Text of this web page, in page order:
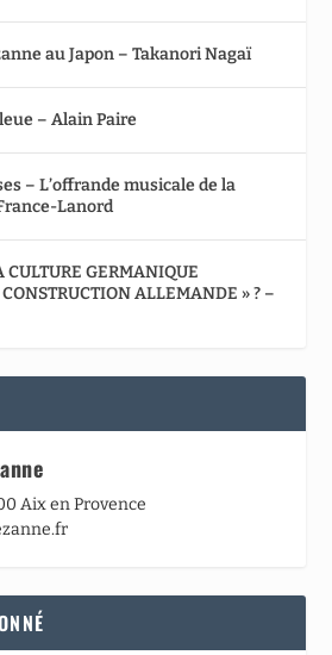
au Japon – Takanori Nagaï
– Alain Paire
– L’offrande musicale de la
Lanord
GERMANIQUE
ALLEMANDE » ? –
Aix en Provence